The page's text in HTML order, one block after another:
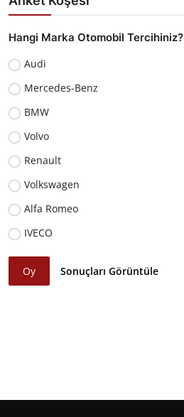
Hangi Marka Otomobil Tercihiniz?
Audi
Mercedes-Benz
BMW
Volvo
Renault
Volkswagen
Alfa Romeo
IVECO
Oy Sonuçları Görüntüle